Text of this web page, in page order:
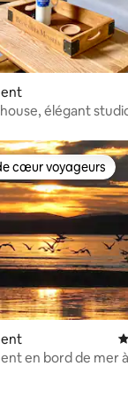
base de 300
élégant
base de 348
cœur voyageurs les
cœur voyageurs
en bord de mer